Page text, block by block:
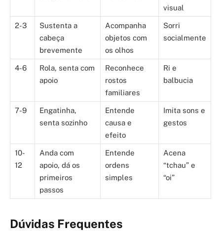
visual
2-3
Sustenta a
cabeça
brevemente
Acompanha
objetos com
os olhos
Sorri
socialmente
4-6
Rola, senta com
apoio
Reconhece
rostos
familiares
Ri e
balbucia
7-9
Engatinha,
senta sozinho
Entende
causa e
efeito
Imita sons e
gestos
10-
12
Anda com
apoio, dá os
primeiros
passos
Entende
ordens
simples
Acena
“tchau” e
“oi”
Dúvidas Frequentes